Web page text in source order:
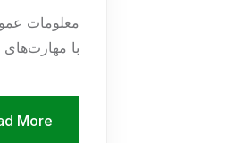
معلومات
با
More